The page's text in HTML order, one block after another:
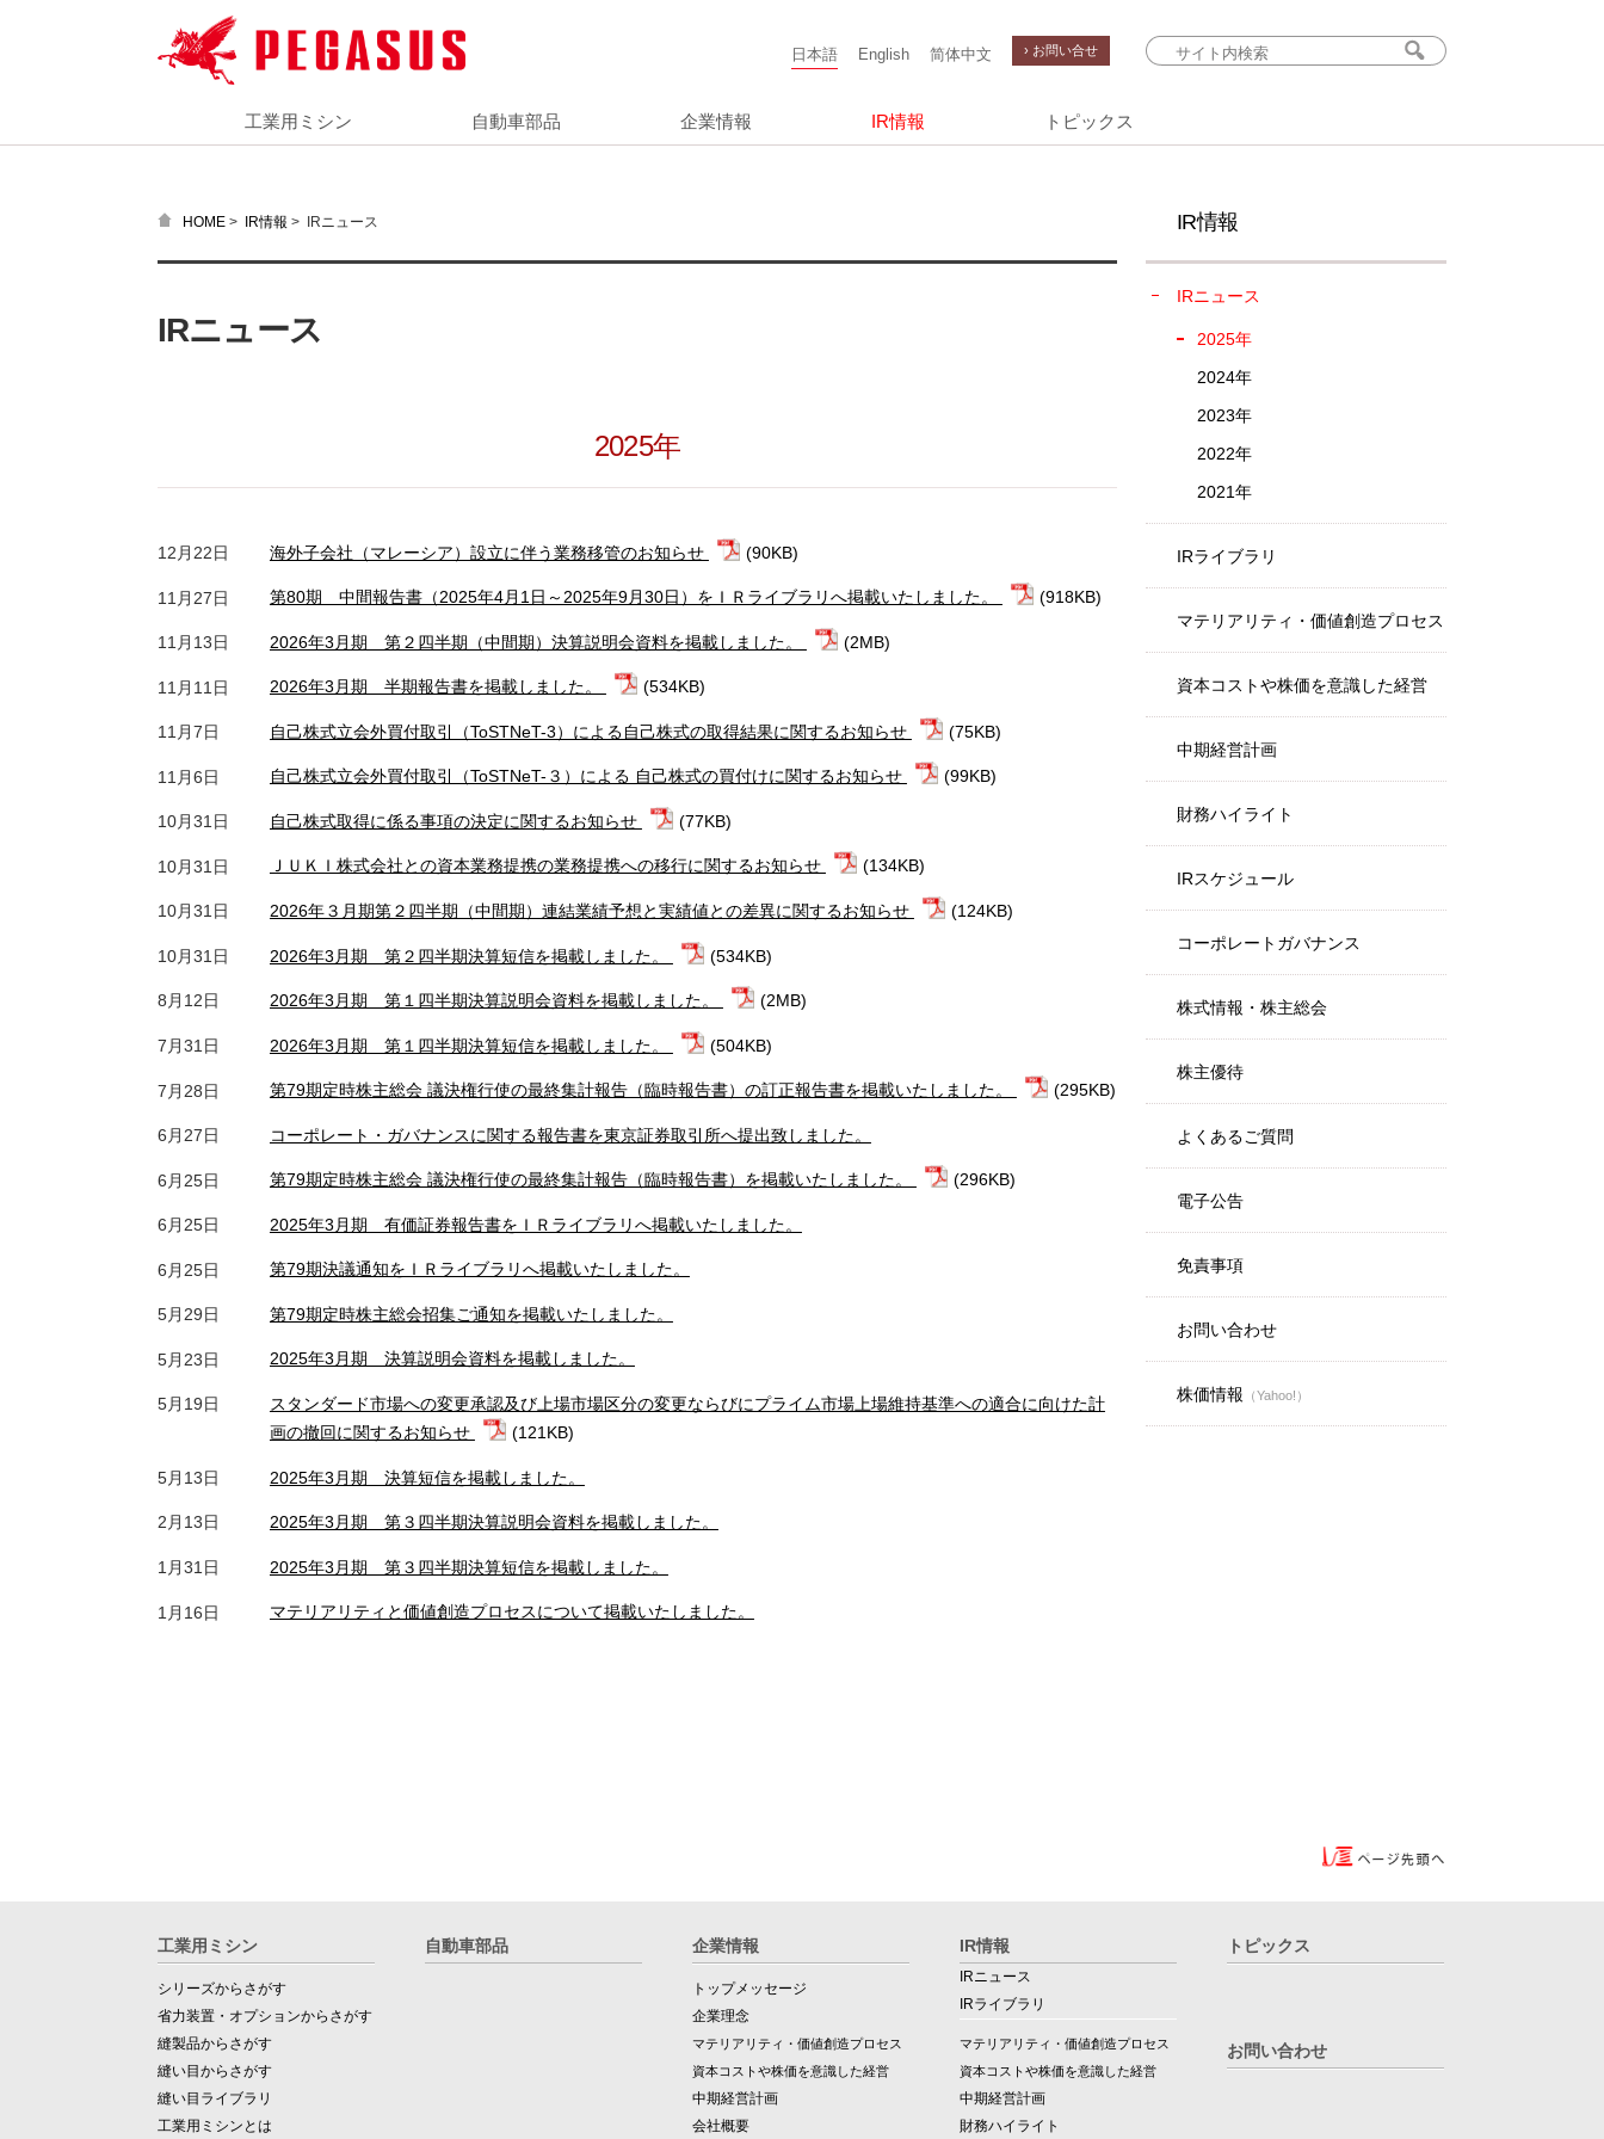
日本語 English 简体中文 › お問い合せ
工業用ミシン 自動車部品 企業情報 IR情報 トピックス
HOME > IR情報 > IRニュース
IRニュース
2025年
12月22日 海外子会社（マレーシア）設立に伴う業務移管のお知らせ (90KB)
11月27日 第80期 中間報告書（2025年4月1日～2025年9月30日）をＩＲライブラリへ掲載いたしました。 (918KB)
11月13日 2026年3月期 第２四半期（中間期）決算説明会資料を掲載しました。 (2MB)
11月11日 2026年3月期 半期報告書を掲載しました。 (534KB)
11月7日 自己株式立会外買付取引（ToSTNeT-3）による自己株式の取得結果に関するお知らせ (75KB)
11月6日 自己株式立会外買付取引（ToSTNeT-３）による 自己株式の買付けに関するお知らせ (99KB)
10月31日 自己株式取得に係る事項の決定に関するお知らせ (77KB)
10月31日 ＪＵＫＩ株式会社との資本業務提携の業務提携への移行に関するお知らせ (134KB)
10月31日 2026年３月期第２四半期（中間期）連結業績予想と実績値との差異に関するお知らせ (124KB)
10月31日 2026年3月期 第２四半期決算短信を掲載しました。 (534KB)
8月12日 2026年3月期 第１四半期決算説明会資料を掲載しました。 (2MB)
7月31日 2026年3月期 第１四半期決算短信を掲載しました。 (504KB)
7月28日 第79期定時株主総会 議決権行使の最終集計報告（臨時報告書）の訂正報告書を掲載いたしました。 (295KB)
6月27日 コーポレート・ガバナンスに関する報告書を東京証券取引所へ提出致しました。
6月25日 第79期定時株主総会 議決権行使の最終集計報告（臨時報告書）を掲載いたしました。 (296KB)
6月25日 2025年3月期 有価証券報告書をＩＲライブラリへ掲載いたしました。
6月25日 第79期決議通知をＩＲライブラリへ掲載いたしました。
5月29日 第79期定時株主総会招集ご通知を掲載いたしました。
5月23日 2025年3月期 決算説明会資料を掲載しました。
5月19日
スタンダード市場への変更承認及び上場市場区分の変更ならびにプライム市場上場維持基準への適合に向けた計
画の撤回に関するお知らせ
(121KB)
5月13日 2025年3月期 決算短信を掲載しました。
2月13日 2025年3月期 第３四半期決算説明会資料を掲載しました。
1月31日 2025年3月期 第３四半期決算短信を掲載しました。
1月16日 マテリアリティと価値創造プロセスについて掲載いたしました。
IR情報
IRニュース
2025年
2024年
2023年
2022年
2021年
IRライブラリ
マテリアリティ・価値創造プロセス
資本コストや株価を意識した経営
中期経営計画
財務ハイライト
IRスケジュール
コーポレートガバナンス
株式情報・株主総会
株主優待
よくあるご質問
電子公告
免責事項
お問い合わせ
株価情報 （Yahoo!）
工業用ミシン
シリーズからさがす
省力装置・オプションからさがす
縫製品からさがす
縫い目からさがす
縫い目ライブラリ
工業用ミシンとは
自動車部品 企業情報
トップメッセージ
企業理念
マテリアリティ・価値創造プロセス
資本コストや株価を意識した経営
中期経営計画
会社概要
IR情報
IRニュース
IRライブラリ
マテリアリティ・価値創造プロセス
資本コストや株価を意識した経営
中期経営計画
財務ハイライト
トピックス
お問い合わせ